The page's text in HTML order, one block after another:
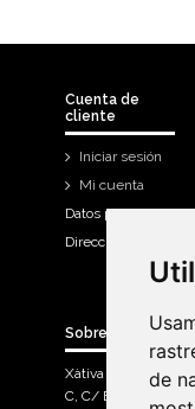
de
de
Cuenta de
cliente
Iniciar sesión
Mi cuenta
Datos personales
Direcciones
Sobre Bicicletas
Xàtiva Polígon
C, C/ Braçal del